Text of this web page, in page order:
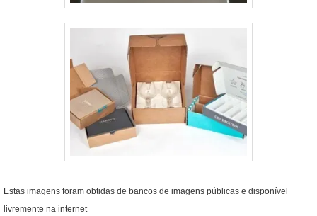
Estas imagens foram obtidas de bancos de imagens públicas e disponível
livremente na internet